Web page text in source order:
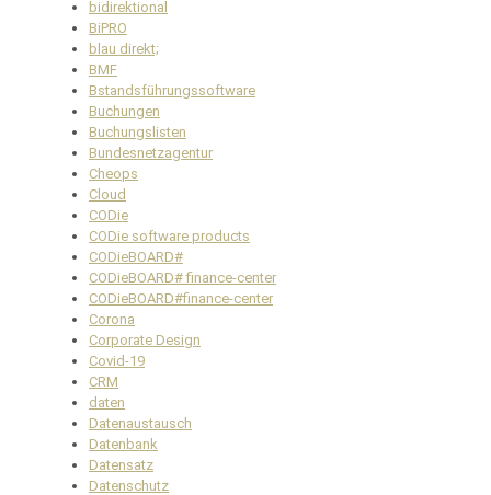
bidirektional
BiPRO
blau direkt;
BMF
Bstandsführungssoftware
Buchungen
Buchungslisten
Bundesnetzagentur
Cheops
Cloud
CODie
CODie software products
CODieBOARD#
CODieBOARD# finance-center
CODieBOARD#finance-center
Corona
Corporate Design
Covid-19
CRM
daten
Datenaustausch
Datenbank
Datensatz
Datenschutz